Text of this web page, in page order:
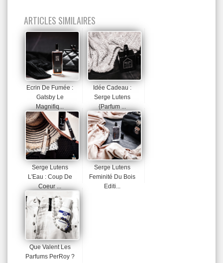
ARTICLES SIMILAIRES
Ecrin De Fumée :
Gatsby Le
Magnifiq...
Idée Cadeau :
Serge Lutens
{Parfum ...
Serge Lutens
L'Eau : Coup De
Coeur ...
Serge Lutens
Feminité Du Bois
Editi...
Que Valent Les
Parfums PerRoy ?